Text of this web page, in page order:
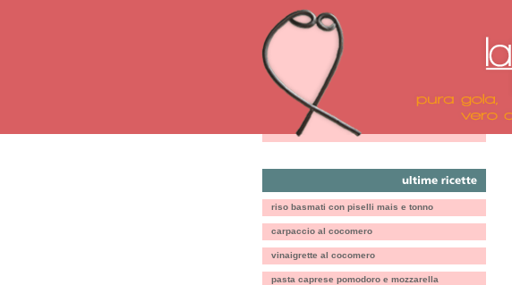
riso basmati con piselli mais e tonno
carpaccio al cocomero
vinaigrette al cocomero
pasta caprese pomodoro e mozzarella